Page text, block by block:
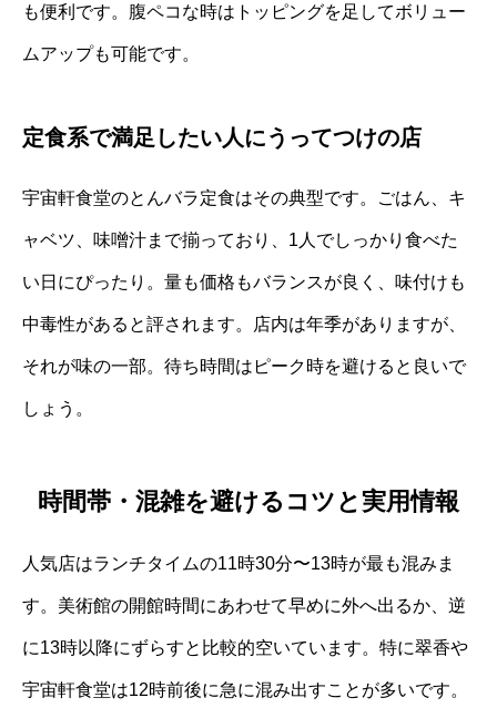
も便利です。腹ペコな時はトッピングを足してボリュー
ムアップも可能です。
定食系で満足したい人にうってつけの店
宇宙軒食堂のとんバラ定食はその典型です。ごはん、キ
ャベツ、味噌汁まで揃っており、1人でしっかり食べた
い日にぴったり。量も価格もバランスが良く、味付けも
中毒性があると評されます。店内は年季がありますが、
それが味の一部。待ち時間はピーク時を避けると良いで
しょう。
時間帯・混雑を避けるコツと実用情報
人気店はランチタイムの11時30分〜13時が最も混みま
す。美術館の開館時間にあわせて早めに外へ出るか、逆
に13時以降にずらすと比較的空いています。特に翠香や
宇宙軒食堂は12時前後に急に混み出すことが多いです。